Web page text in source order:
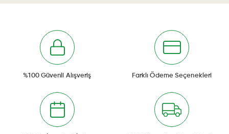
%100 Güvenli Alışveriş Farklı Ödeme Seçenekleri